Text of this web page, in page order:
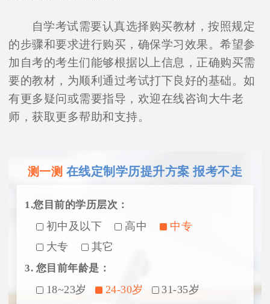
自学考试需要认真选择购买教材，按照规定
的步骤和要求进行购买，确保学习效果。希望参
加自考的考生们能够根据以上信息，正确购买需
要的教材，为顺利通过考试打下良好的基础。如
有更多疑问或需要指导，欢迎在线咨询大牛老
师，获取更多帮助和支持。
测一测 在线定制学历提升方案 报考不走
1.您目前的学历层次：
初中及以下 高中
中专
大专
其它
3. 您目前年龄是：
18~23岁 24-30岁
31-35岁